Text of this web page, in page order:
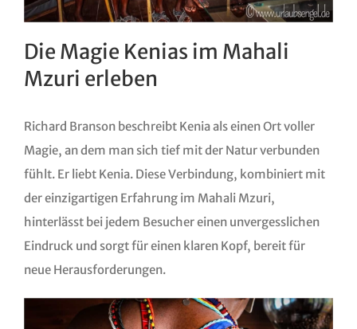
Die Magie Kenias im Mahali
Mzuri erleben
Richard Branson beschreibt Kenia als einen Ort voller
Magie, an dem man sich tief mit der Natur verbunden
fühlt. Er liebt Kenia. Diese Verbindung, kombiniert mit
der einzigartigen Erfahrung im Mahali Mzuri,
hinterlässt bei jedem Besucher einen unvergesslichen
Eindruck und sorgt für einen klaren Kopf, bereit für
neue Herausforderungen.